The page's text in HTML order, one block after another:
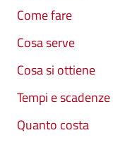
Come fare
Cosa serve
Cosa si ottiene
Tempi e scadenze
Quanto costa